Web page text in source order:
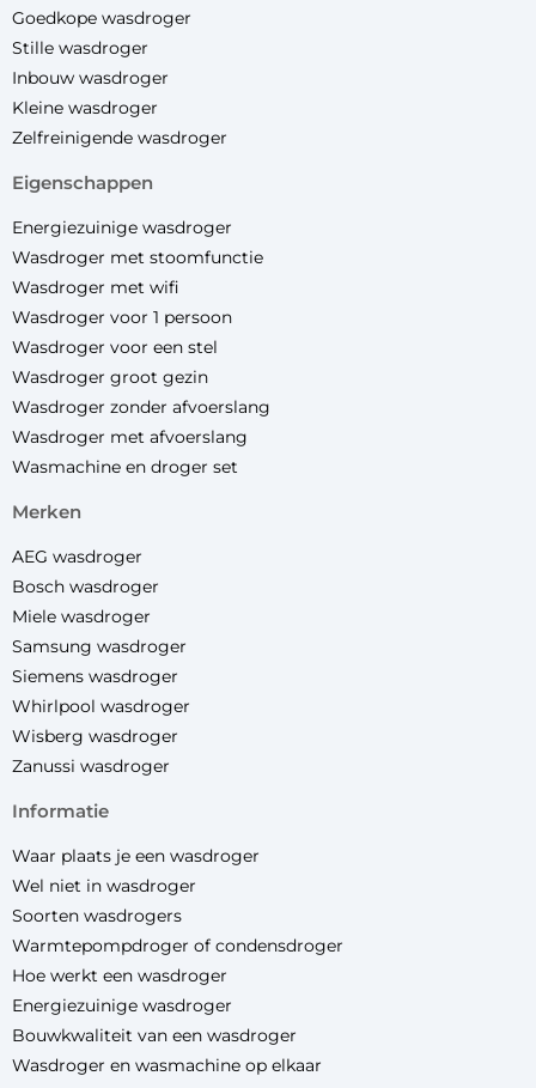
Goedkope wasdroger
Stille wasdroger
Inbouw wasdroger
Kleine wasdroger
Zelfreinigende wasdroger
eigenschappen
Energiezuinige wasdroger
Wasdroger met stoomfunctie
Wasdroger met wifi
Wasdroger voor 1 persoon
Wasdroger voor een stel
Wasdroger groot gezin
Wasdroger zonder afvoerslang
Wasdroger met afvoerslang
Wasmachine en droger set
merken
AEG wasdroger
Bosch wasdroger
Miele wasdroger
Samsung wasdroger
Siemens wasdroger
Whirlpool wasdroger
Wisberg wasdroger
Zanussi wasdroger
informatie
Waar plaats je een wasdroger
Wel niet in wasdroger
Soorten wasdrogers
Warmtepompdroger of condensdroger
Hoe werkt een wasdroger
Energiezuinige wasdroger
Bouwkwaliteit van een wasdroger
Wasdroger en wasmachine op elkaar